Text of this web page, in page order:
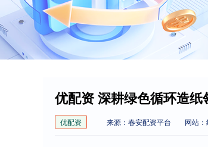
优配资 深耕绿色循环造
优配资 来源：春安配资平台 网站